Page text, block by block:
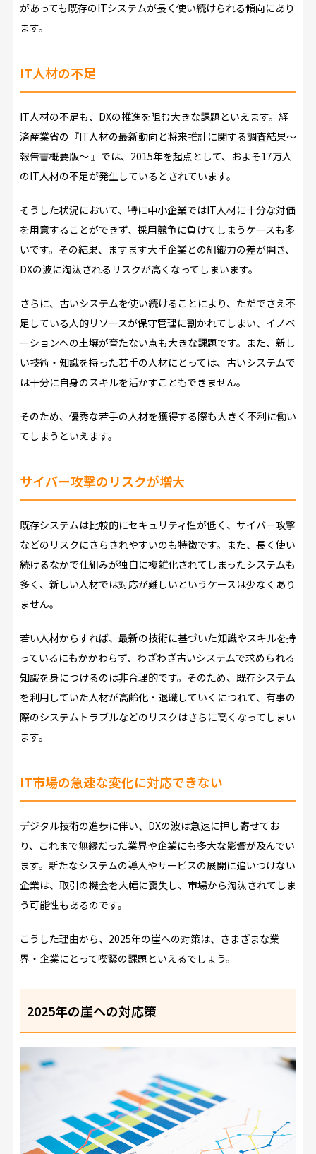
があっても既存のITシステムが長く使い続けられる傾向にあり
ます。
IT人材の不足
IT人材の不足も、DXの推進を阻む大きな課題といえます。経
済産業省の『IT人材の最新動向と将来推計に関する調査結果～
報告書概要版～ 』では、2015年を起点として、およそ17万人
のIT人材の不足が発生しているとされています。
そうした状況において、特に中小企業ではIT人材に十分な対価
を用意することができず、採用競争に負けてしまうケースも多
いです。その結果、ますます大手企業との組織力の差が開き、
DXの波に淘汰されるリスクが高くなってしまいます。
さらに、古いシステムを使い続けることにより、ただでさえ不
足している人的リソースが保守管理に割かれてしまい、イノベ
ーションへの土壌が育たない点も大きな課題です。また、新し
い技術・知識を持った若手の人材にとっては、古いシステムで
は十分に自身のスキルを活かすこともできません。
そのため、優秀な若手の人材を獲得する際も大きく不利に働い
てしまうといえます。
サイバー攻撃のリスクが増大
既存システムは比較的にセキュリティ性が低く、サイバー攻撃
などのリスクにさらされやすいのも特徴です。また、長く使い
続けるなかで仕組みが独自に複雑化されてしまったシステムも
多く、新しい人材では対応が難しいというケースは少なくあり
ません。
若い人材からすれば、最新の技術に基づいた知識やスキルを持
っているにもかかわらず、わざわざ古いシステムで求められる
知識を身につけるのは非合理的です。そのため、既存システム
を利用していた人材が高齢化・退職していくにつれて、有事の
際のシステムトラブルなどのリスクはさらに高くなってしまい
ます。
IT市場の急速な変化に対応できない
デジタル技術の進歩に伴い、DXの波は急速に押し寄せてお
り、これまで無縁だった業界や企業にも多大な影響が及んでい
ます。新たなシステムの導入やサービスの展開に追いつけない
企業は、取引の機会を大幅に喪失し、市場から淘汰されてしま
う可能性もあるのです。
こうした理由から、2025年の崖への対策は、さまざまな業
界・企業にとって喫緊の課題といえるでしょう。
2025年の崖への対応策